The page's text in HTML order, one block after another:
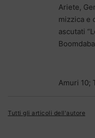
Ariete,
mizzica e
ascutati
Amuri 10;
Tutti gli articoli dell'autore